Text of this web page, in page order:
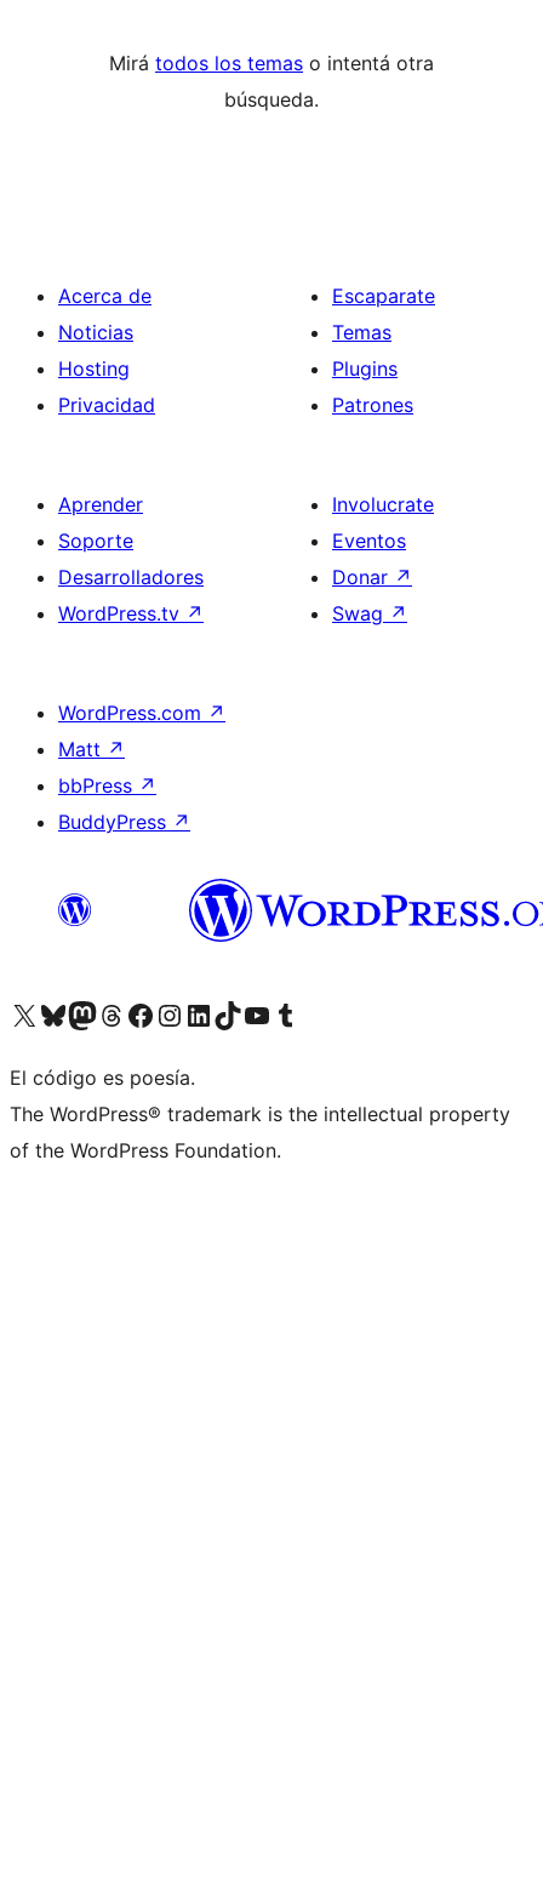
Mirá todos los temas o intentá otra
búsqueda.
Acerca de
Noticias
Hosting
Privacidad
Escaparate
Temas
Plugins
Patrones
Aprender
Soporte
Desarrolladores
WordPress.tv ↗
Involucrate
Eventos
Donar ↗
Swag ↗
WordPress.com ↗
Matt ↗
bbPress ↗
BuddyPress ↗
Visitá nuestra cuenta de X (anteriormente Twitter)
Visitá nuestra cuenta de Bluesky
Visitá nuestra cuenta de Mastodon
Visitá nuestra cuenta de Threads
Visitá nuestra página de Facebook
Visitá nuestra cuenta de Instagram
Visitá nuestra cuenta de LinkedIn
Visitá nuestra cuenta de TikTok
Visitá nuestro canal de YouTube
Visitá nuestra cuenta de Tumblr
El código es poesía.
The WordPress® trademark is the intellectual property
of the WordPress Foundation.